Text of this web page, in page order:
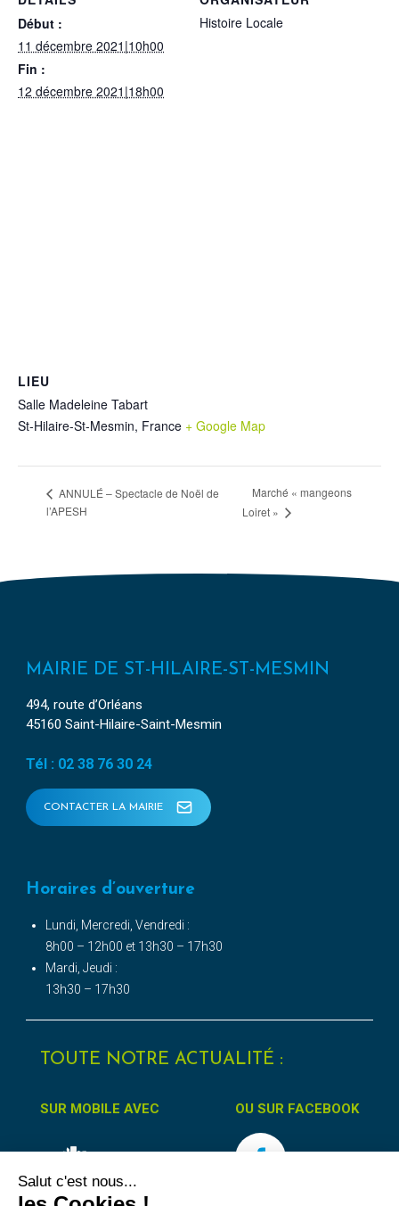
Début :
11 décembre 2021|10h00
Fin :
12 décembre 2021|18h00
Histoire Locale
LIEU
Salle Madeleine Tabart
St-Hilaire-St-Mesmin, France + Google Map
ANNULÉ – Spectacle de Noël de
l’APESH
Marché « mangeons
Loiret »
MAIRIE DE ST-HILAIRE-ST-MESMIN
494, route d’Orléans
45160 Saint-Hilaire-Saint-Mesmin
Tél : 02 38 76 30 24
CONTACTER LA MAIRIE
Horaires d’ouverture
Lundi, Mercredi, Vendredi :
8h00 – 12h00 et 13h30 – 17h30
Mardi, Jeudi :
13h30 – 17h30
TOUTE NOTRE ACTUALITÉ :
SUR MOBILE AVEC OU SUR FACEBOOK
Salut c'est nous...